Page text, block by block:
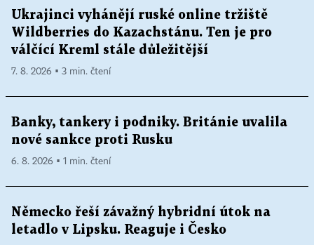
Ukrajinci vyhánějí ruské online tržiště
Wildberries do Kazachstánu. Ten je pro
válčící Kreml stále důležitější
7. 8. 2026 ▪ 3 min. čtení
Banky, tankery i podniky. Británie uvalila
nové sankce proti Rusku
6. 8. 2026 ▪ 1 min. čtení
Německo řeší závažný hybridní útok na
letadlo v Lipsku. Reaguje i Česko